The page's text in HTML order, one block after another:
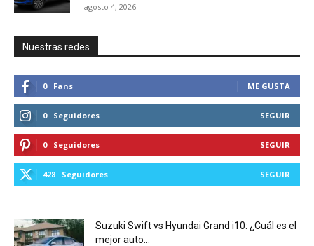
agosto 4, 2026
Nuestras redes
0 Fans ME GUSTA
0 Seguidores SEGUIR
0 Seguidores SEGUIR
428 Seguidores SEGUIR
Suzuki Swift vs Hyundai Grand i10: ¿Cuál es el
mejor auto...